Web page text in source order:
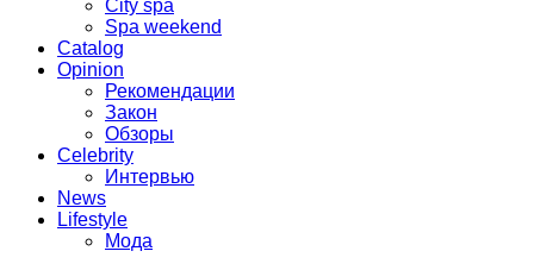
City spa
Spa weekend
Catalog
Opinion
Рекомендации
Закон
Обзоры
Celebrity
Интервью
News
Lifestyle
Мода